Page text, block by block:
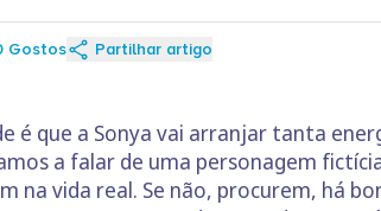
Gostos Partilhar artigo
é que a Sonya vai arranjar tanta
a falar de uma personagem
na vida real. Se não, procurem, há